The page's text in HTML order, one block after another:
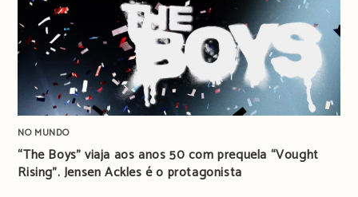
NO MUNDO
“The Boys” viaja aos anos 50 com prequela “Vought
Rising”. Jensen Ackles é o protagonista